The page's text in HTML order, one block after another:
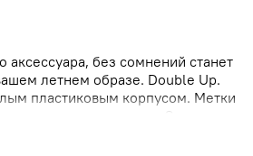
аксессуара, без сомнений станет
летнем образе. Double Up.
пластиковым корпусом. Метки
заводная головка. Стальная
на 4-х винтах. Ремешок с